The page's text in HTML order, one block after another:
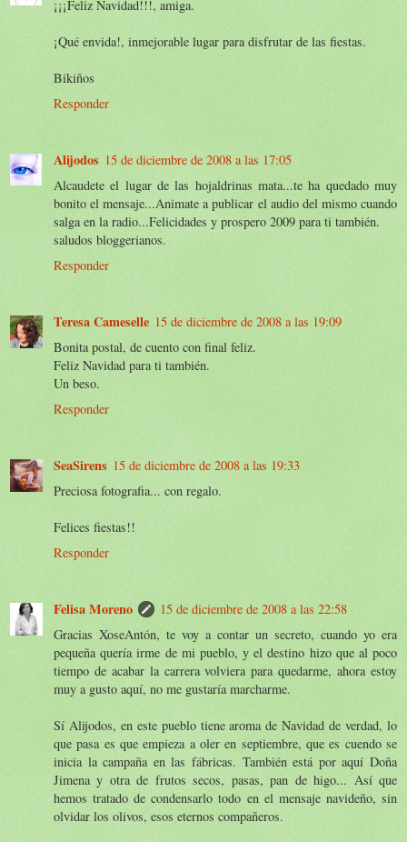
¡¡¡Feliz Navidad!!!, amiga.
¡Qué envida!, inmejorable lugar para disfrutar de las fiestas.
Bikiños
Responder
Alijodos 15 de diciembre de 2008 a las 17:05
Alcaudete el lugar de las hojaldrinas mata...te ha quedado muy
bonito el mensaje...Animate a publicar el audio del mismo cuando
salga en la radio...Felicidades y prospero 2009 para ti también.
saludos bloggerianos.
Responder
Teresa Cameselle 15 de diciembre de 2008 a las 19:09
Bonita postal, de cuento con final feliz.
Feliz Navidad para ti también.
Un beso.
Responder
SeaSirens 15 de diciembre de 2008 a las 19:33
Preciosa fotografia... con regalo.
Felices fiestas!!
Responder
Felisa Moreno
15 de diciembre de 2008 a las 22:58
Gracias XoseAntón, te voy a contar un secreto, cuando yo era
pequeña quería irme de mi pueblo, y el destino hizo que al poco
tiempo de acabar la carrera volviera para quedarme, ahora estoy
muy a gusto aquí, no me gustaría marcharme.
Sí Alijodos, en este pueblo tiene aroma de Navidad de verdad, lo
que pasa es que empieza a oler en septiembre, que es cuendo se
inicia la campaña en las fábricas. También está por aquí Doña
Jimena y otra de frutos secos, pasas, pan de higo... Así que
hemos tratado de condensarlo todo en el mensaje navideño, sin
olvidar los olivos, esos eternos compañeros.